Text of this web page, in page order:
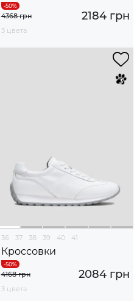
2184 грн
4368 грн
3 цвета
36 37 38 39 40 41
Кроссовки
2084 грн
4168 грн
3 цвета